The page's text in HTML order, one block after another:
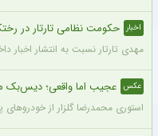
اخبار حکومت نظامی تارتار در
مهدی تارتار نسبت به انتشار اخبار
عکس عجیب اما واقعی؛ دیس‌بک
استوری محمدرضا گلزار از